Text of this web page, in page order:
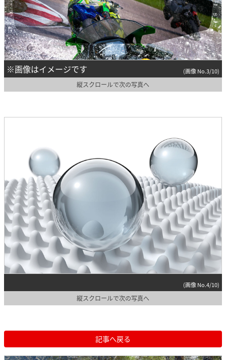
※画像はイメージです (画像 No.3/10)
縦スクロールで次の写真へ
(画像 No.4/10)
縦スクロールで次の写真へ
記事へ戻る